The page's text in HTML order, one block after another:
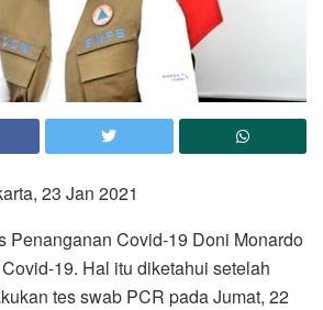
23 Jan 2021
Penanganan Covid-19 Doni Monardo
19. Hal itu diketahui setelah
tes swab PCR pada Jumat, 22